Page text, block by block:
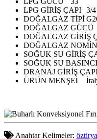
LPG GİRİŞ ÇAPI 3/
DOĞALGAZ TİPİ
DOĞALGAZ GÜCÜ
DOĞALGAZ GİRİŞ
DOĞALGAZ
SOĞUK SU GİRİŞ
SOĞUK SU BASINCI
DRANAJ GİRİŞ
ÜRÜN MENŞEİ
Anahtar Kelimeler: